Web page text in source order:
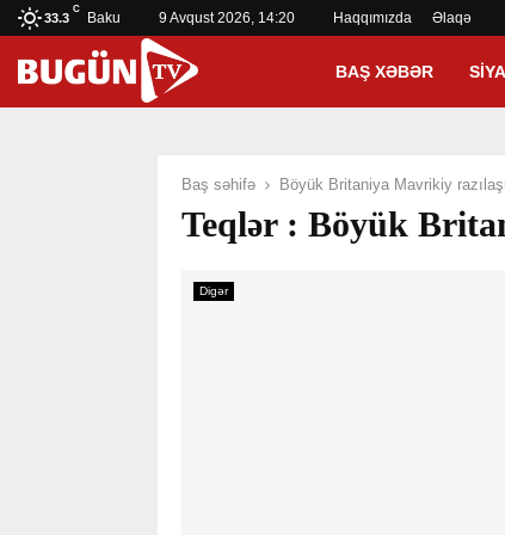
33.3
C
Baku 9 Avqust 2026, 14:20 Haqqımızda Əlaqə
BAŞ XƏBƏR
Baş səhifə Böyük Britaniya Mavrikiy
Teqlər : Böyük
Digər